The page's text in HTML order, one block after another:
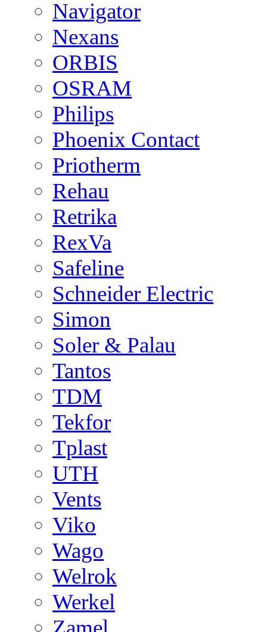
Navigator
Nexans
ORBIS
OSRAM
Philips
Phoenix Contact
Priotherm
Rehau
Retrika
RexVa
Safeline
Schneider Electric
Simon
Soler & Palau
Tantos
TDM
Tekfor
Tplast
UTH
Vents
Viko
Wago
Welrok
Werkel